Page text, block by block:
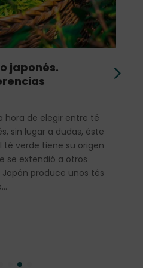
japonés.
hora de elegir entre té
sin lugar a dudas, éste
té verde tiene su origen
se extendió a otros
produce unos tés